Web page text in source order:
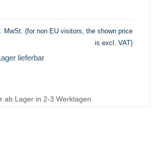
MwSt. (for non EU visitors, the shown price
is excl. VAT)
lieferbar
ab Lager in 2-3 Werktagen